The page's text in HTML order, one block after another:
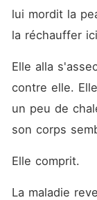
lui mordit la
la réchauffer
Elle alla
contre elle.
un peu de
son corps
Elle comprit.
La maladie